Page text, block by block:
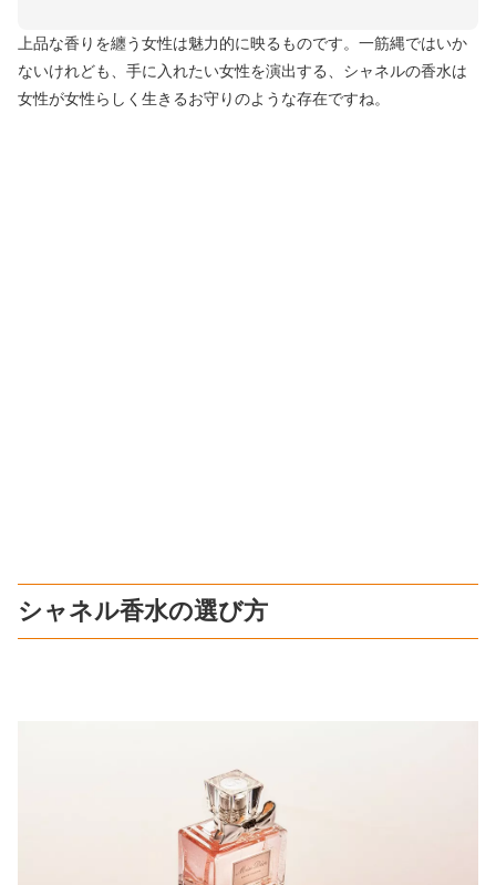
上品な香りを纏う女性は魅力的に映るものです。一筋縄ではいか
ないけれども、手に入れたい女性を演出する、シャネルの香水は
女性が女性らしく生きるお守りのような存在ですね。
シャネル香水の選び方